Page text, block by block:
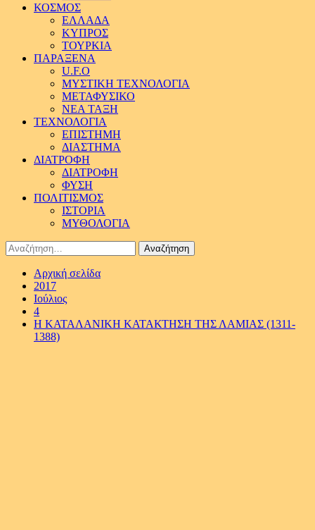
ΚΟΣΜΟΣ
ΕΛΛΑΔΑ
ΚΥΠΡΟΣ
ΤΟΥΡΚΙΑ
ΠΑΡΑΞΕΝΑ
U.F.O
ΜΥΣΤΙΚΗ ΤΕΧΝΟΛΟΓΙΑ
ΜΕΤΑΦΥΣΙΚΟ
ΝΕΑ ΤΑΞΗ
ΤΕΧΝΟΛΟΓΙΑ
ΕΠΙΣΤΗΜΗ
ΔΙΑΣΤΗΜΑ
ΔΙΑΤΡΟΦΗ
ΔΙΑΤΡΟΦΗ
ΦΥΣΗ
ΠΟΛΙΤΙΣΜΟΣ
ΙΣΤΟΡΙΑ
ΜΥΘΟΛΟΓΙΑ
Αναζήτηση
για:
Αρχική σελίδα
2017
Ιούλιος
4
Η ΚΑΤΑΛΑΝΙΚΗ ΚΑΤΑΚΤΗΣΗ ΤΗΣ ΛΑΜΙΑΣ (1311-
1388)